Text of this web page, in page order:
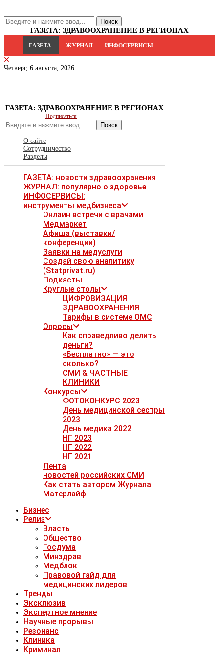
ГАЗЕТА: ЗДРАВООХРАНЕНИЕ В РЕГИОНАХ
ГАЗЕТА ЖУРНАЛ ИНФОСЕРВИСЫ
Четверг, 6 августа, 2026
ГАЗЕТА: ЗДРАВООХРАНЕНИЕ В РЕГИОНАХ
Подписаться
Поиск
О сайте
Сотрудничество
Разделы
ГАЗЕТА: новости здравоохранения
ЖУРНАЛ: популярно о здоровье
ИНФОСЕРВИСЫ:
инструменты медбизнеса
Онлайн встречи с врачами
Медмаркет
Афиша (выставки/
конференции)
Заявки на медуслуги
Создай свою аналитику
(Statprivat.ru)
Подкасты
Круглые столы
ЦИФРОВИЗАЦИЯ
ЗДРАВООХРАНЕНИЯ
Тарифы в системе ОМС
Опросы
Как справедливо делить
деньги?
«Бесплатно» — это
сколько?
СМИ & ЧАСТНЫЕ
КЛИНИКИ
Конкурсы
ФОТОКОНКУРС 2023
День медицинской сестры
2023
День медика 2022
НГ 2023
НГ 2022
НГ 2021
Лента
новостей российских СМИ
Как стать автором Журнала
Матерлайф
Бизнес
Релиз
Власть
Общество
Госдума
Минздрав
Медблок
Правовой гайд для
медицинских лидеров
Тренды
Эксклюзив
Экспертное мнение
Научные прорывы
Резонанс
Клиника
Криминал